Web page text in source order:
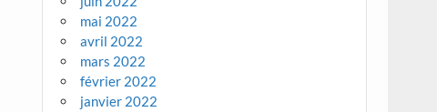
mai 2022
avril 2022
mars 2022
février 2022
janvier 2022